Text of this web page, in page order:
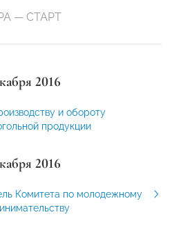
— СТАРТ
2016
и обороту
продукции
2016
Комитета по молодежному